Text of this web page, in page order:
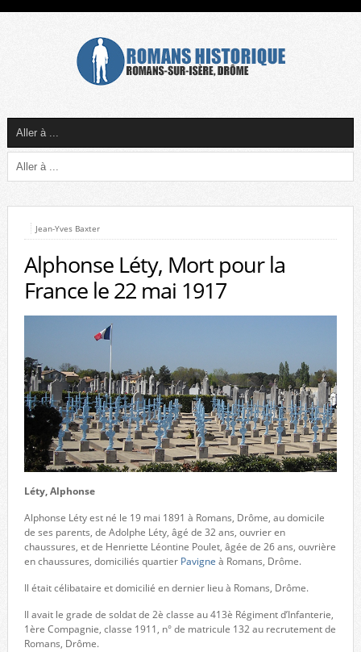
Jean-Yves Baxter
Alphonse Léty, Mort pour la
France le 22 mai 1917
Léty, Alphonse
Alphonse Léty est né le 19 mai 1891 à Romans, Drôme, au domicile
de ses parents, de Adolphe Léty, âgé de 32 ans, ouvrier en
chaussures, et de Henriette Léontine Poulet, âgée de 26 ans, ouvrière
en chaussures, domiciliés quartier Pavigne à Romans, Drôme.
Il était célibataire et domicilié en dernier lieu à Romans, Drôme.
Il avait le grade de soldat de 2è classe au 413è Régiment d’Infanterie,
1ère Compagnie, classe 1911, n° de matricule 132 au recrutement de
Romans, Drôme.